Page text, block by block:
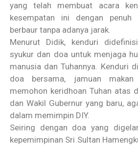
yang telah membuat acara
kesempatan ini dengan penuh
berbaur tanpa adanya jarak.
Menurut Didik, kenduri
syukur dan doa untuk menjaga
manusia dan Tuhannya. Kenduri
doa bersama, jamuan makan
memohon keridhoan Tuhan atas
dan Wakil Gubernur yang baru,
dalam memimpin DIY.
Seiring dengan doa yang
kepemimpinan Sri Sultan